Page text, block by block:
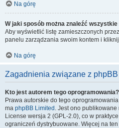
Na górę
W jaki sposób można znaleźć wszystkie
Aby wyświetlić listę zamieszczonych
panelu zarządzania swoim kontem i
Na górę
Zagadnienia związane z phpBB
Kto jest autorem tego oprogramowania?
Prawa autorskie do tego
ma phpBB Limited . Jest ono
License wersja 2 (GPL-2.0), co w
ograniczeń dystrybuowane. Więcej na